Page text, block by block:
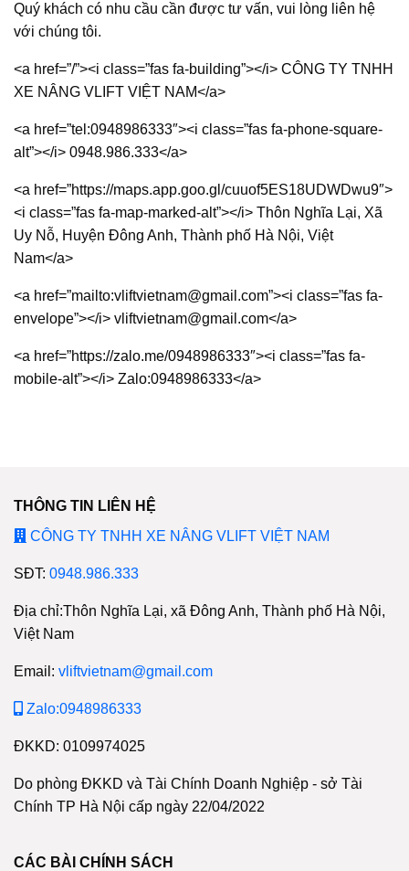
Quý khách có nhu cầu cần được tư vấn, vui lòng liên hệ
với chúng tôi.
<a href=”/”><i class=”fas fa-building”></i> CÔNG TY TNHH
XE NÂNG VLIFT VIỆT NAM</a>
<a href=”tel:0948986333″><i class=”fas fa-phone-square-
alt”></i> 0948.986.333</a>
<a href=”https://maps.app.goo.gl/cuuof5ES18UDWDwu9″>
<i class=”fas fa-map-marked-alt”></i> Thôn Nghĩa Lại, Xã
Uy Nỗ, Huyện Đông Anh, Thành phố Hà Nội, Việt
Nam</a>
<a href=”mailto:vliftvietnam@gmail.com”><i class=”fas fa-
envelope”></i> vliftvietnam@gmail.com</a>
<a href=”https://zalo.me/0948986333″><i class=”fas fa-
mobile-alt”></i> Zalo:0948986333</a>
THÔNG TIN LIÊN HỆ
CÔNG TY TNHH XE NÂNG VLIFT VIỆT NAM
SĐT: 0948.986.333
Địa chỉ:Thôn Nghĩa Lại, xã Đông Anh, Thành phố Hà Nội,
Việt Nam
Email: vliftvietnam@gmail.com
Zalo:0948986333
ĐKKD: 0109974025
Do phòng ĐKKD và Tài Chính Doanh Nghiệp - sở Tài
Chính TP Hà Nội cấp ngày 22/04/2022
CÁC BÀI CHÍNH SÁCH